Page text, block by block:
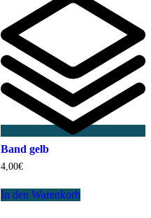
Band gelb
4,00€
In den Warenkorb